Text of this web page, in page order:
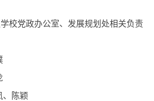
校党政办公室、发展规划处相关负责
、陈颖